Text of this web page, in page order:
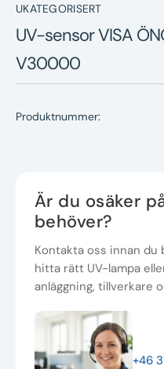
UKATEGORISERT
UV-sensor VISA
V30000
Produktnummer:
Är du osäker
behöver?
Kontakta oss innan du
hitta rätt UV-lampa
anläggning, tillverkare
+46